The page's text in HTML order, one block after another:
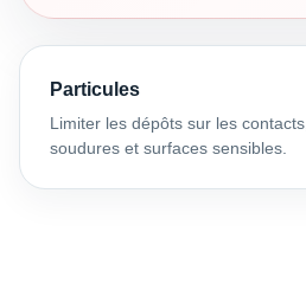
Particules
Limiter les dépôts sur les contacts,
soudures et surfaces sensibles.